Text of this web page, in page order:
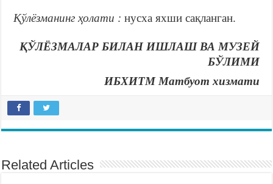
Қўлёзманинг ҳолати : нусха яхши сақланган.
ҚЎЛЁЗМАЛАР БИЛАН ИШЛАШ ВА МУЗЕЙ
БЎЛИМИ
ИБХИТМ Матбуот хизмати
Related Articles